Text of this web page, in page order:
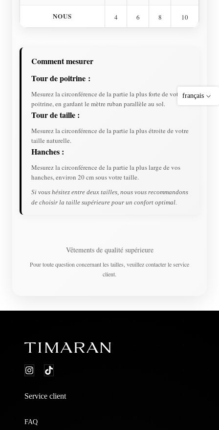
NOUS 4 6 8 10
Comment mesurer
Tour de poitrine :
Mesurez la circonférence de la partie la plus forte de votre
poitrine, en gardant le mètre ruban parallèle au sol.
Tour de taille :
Mesurez la circonférence de la partie la plus étroite de votre
taille naturelle.
Hanches :
Mesurez la circonférence de la partie la plus large de vos
hanches, environ 20 cm sous votre taille.
Si vous hésitez entre deux tailles, nous vous recommandons
de choisir la taille supérieure pour un confort optimal.
Vêtements de qualité supérieure
Pour toute question concernant les tailles, veuillez contacter le service
client.
Service client
FAQ
français